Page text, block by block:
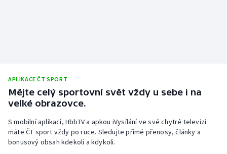
APLIKACE ČT SPORT
Mějte celý sportovní svět vždy u sebe i na
velké obrazovce.
S mobilní aplikací, HbbTV a apkou iVysílání ve své chytré televizi
máte ČT sport vždy po ruce. Sledujte přímé přenosy, články a
bonusový obsah kdekoli a kdykoli.